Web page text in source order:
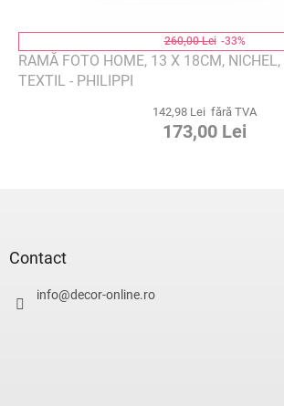
260,00 Lei -33%
RAMĂ FOTO HOME, 13 X 18CM,
TEXTIL - PHILIPPI
142,98 Lei fără TVA
173,00 Lei
Contact
info@decor-online.ro